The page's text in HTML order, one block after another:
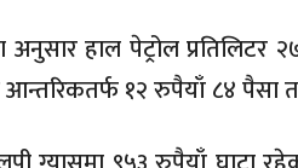
अनुसार हाल पेट्रोल
आन्तरिकतर्फ १२ रुपैयाँ ८४ पैसा